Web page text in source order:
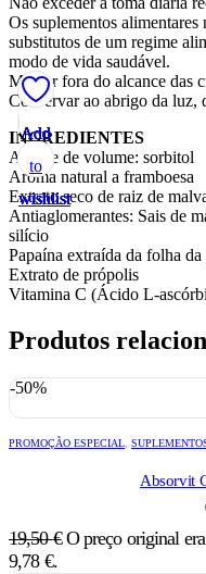
Os suplementos
substitutos de um regime
modo de vida saudável.
Manter fora do alcance das
Conservar ao abrigo da luz,
INGREDIENTES
Agente de volume: sorbitol
Aroma natural a framboesa
Extrato seco de raiz de
Antiaglomerantes: Sais de
silício
Papaína extraída da folha
Extrato de própolis
Vitamina C (Ácido L-
Produtos
-50%
Add
to
wishlist
PROMOÇÃO ESPECIAL,
Absorvit
19,50€ O preço original
9,78 €.
Add
to
wishlist
Add
to
wishlist
Add
to
wishlist
Add
to
wishlist